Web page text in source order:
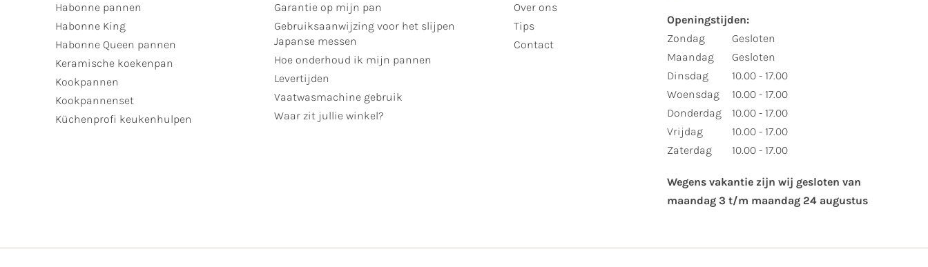
Habonne pannen
Habonne King
Habonne Queen pannen
Keramische koekenpan
Kookpannen
Kookpannenset
Küchenprofi keukenhulpen
Garantie op mijn pan
Gebruiksaanwijzing voor het slijpen
Japanse messen
Hoe onderhoud ik mijn pannen
Levertijden
Vaatwasmachine gebruik
Waar zit jullie winkel?
Over ons
Tips
Contact
Openingstijden:​
​Zondag
Maandag
Dinsdag
Woensdag
Donderdag
Vrijdag
Zaterdag
Gesloten
Gesloten
10.00 - 17.00
10.00 - 17.00
10.00 - 17.00
10.00 - 17.00
10.00 - 17.00
Wegens vakantie zijn wij gesloten van ​
maandag 3 t/m maandag 24 augustus